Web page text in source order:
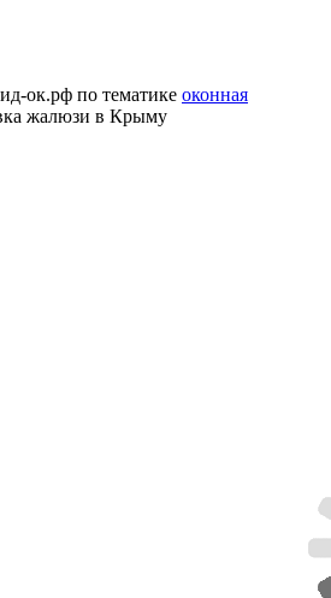
ок.рф по тематике оконная
жалюзи в Крыму